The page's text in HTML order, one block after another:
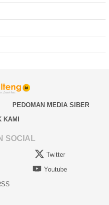
PEDOMAN MEDIA SIBER
KAMI
SOCIAL
Twitter
Youtube